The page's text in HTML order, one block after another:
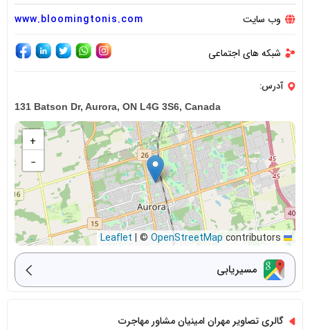
وب سایت www.bloomingtonis.com
شبکه های اجتماعی
آدرس:
131 Batson Dr, Aurora, ON L4G 3S6, Canada
+
−
| © OpenStreetMap contributors
مسیریابی
گالری تصاویر مهران امینیان مشاور مهاجرت